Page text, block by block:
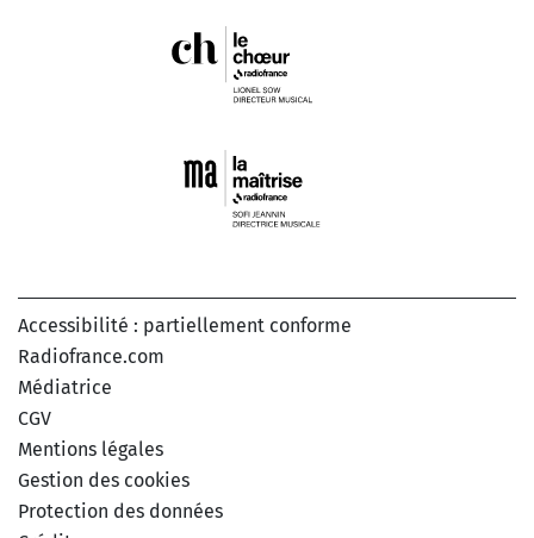
Accessibilité : partiellement conforme
Radiofrance.com
Médiatrice
CGV
Mentions légales
Gestion des cookies
Protection des données